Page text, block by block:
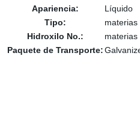
Apariencia:
Líquido
Tipo:
Hidroxilo No.:
Paquete de Transporte: